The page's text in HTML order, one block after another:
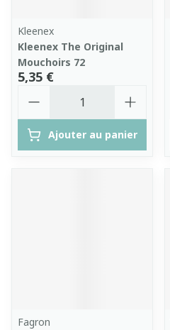
Kleenex
Kleenex The Original
Mouchoirs 72
5,35 €
Ajouter au panier
Fagron